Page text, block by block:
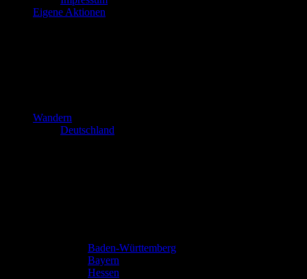
Eigene Aktionen
Wandern
Deutschland
Baden-Württemberg
Bayern
Hessen